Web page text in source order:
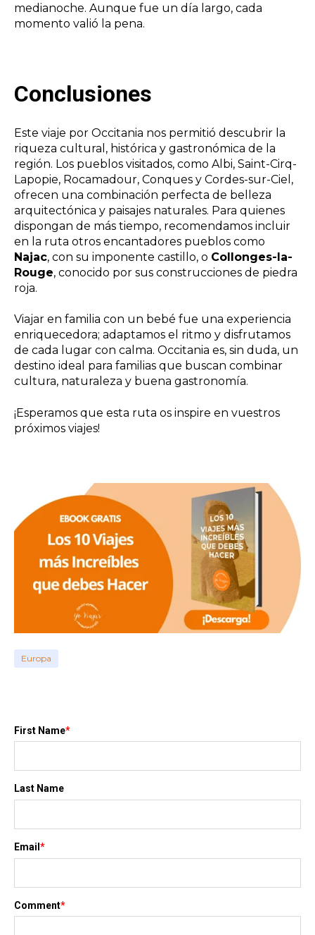
medianoche. Aunque fue un día largo, cada
momento valió la pena.​
Conclusiones
Este viaje por Occitania nos permitió descubrir la
riqueza cultural, histórica y gastronómica de la
región. Los pueblos visitados, como Albi, Saint-Cirq-
Lapopie, Rocamadour, Conques y Cordes-sur-Ciel,
ofrecen una combinación perfecta de belleza
arquitectónica y paisajes naturales. Para quienes
dispongan de más tiempo, recomendamos incluir
en la ruta otros encantadores pueblos como
Najac, con su imponente castillo, o Collonges-la-
Rouge, conocido por sus construcciones de piedra
roja.​
Viajar en familia con un bebé fue una experiencia
enriquecedora; adaptamos el ritmo y disfrutamos
de cada lugar con calma. Occitania es, sin duda, un
destino ideal para familias que buscan combinar
cultura, naturaleza y buena gastronomía.​
¡Esperamos que esta ruta os inspire en vuestros
próximos viajes!
Europa
First Name*
Last Name
Email *
Comment*